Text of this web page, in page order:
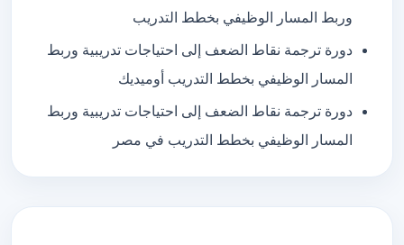
وربط المسار الوظيفي بخطط التدريب
دورة ترجمة نقاط الضعف إلى احتياجات تدريبية وربط
المسار الوظيفي بخطط التدريب أوميديك
دورة ترجمة نقاط الضعف إلى احتياجات تدريبية وربط
المسار الوظيفي بخطط التدريب في مصر